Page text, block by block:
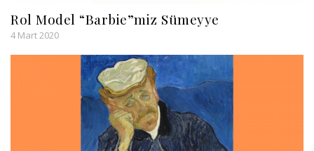
Rol Model “Barbie”miz Sümeyye
4 Mart 2020